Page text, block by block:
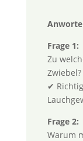
Frage 1:
Zu
Zwiebel?
✔
Frage 2:
Warum